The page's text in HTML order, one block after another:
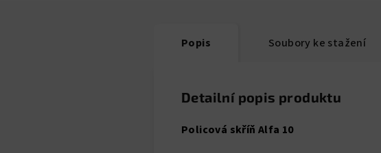
Popis Soubory ke stažení
Detailní popis produktu
Policová skříň Alfa 10